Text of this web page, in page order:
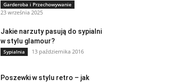
Garderoba i Przechowywanie
23 września 2025
Jakie narzuty pasują do sypialni
w stylu glamour?
Sypialnia 13 października 2016
Poszewki w stylu retro – jak